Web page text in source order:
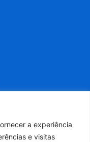
a experiência
e visitas